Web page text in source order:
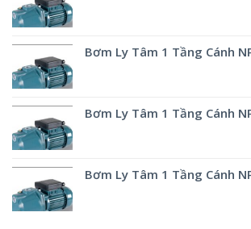
Bơm Ly Tâm 1 Tầng Cánh
Bơm Ly Tâm 1 Tầng Cánh
Bơm Ly Tâm 1 Tầng Cánh